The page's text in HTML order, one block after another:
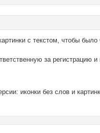
с текстом, чтобы было
за регистрацию и
иконки без слов и